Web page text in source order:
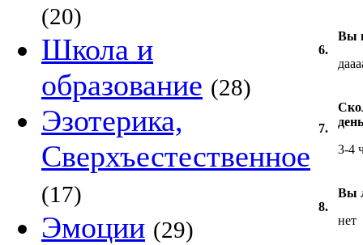
(20)
Школа и
образование (28)
Эзотерика,
Сверхъестественное
(17)
Эмоции (29)
6.
Вы
7.
3-4
8.
Вы
нет